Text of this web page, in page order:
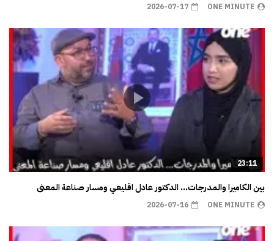
ONE MINUTE
2026-07-17
23:11
بين الكاميرا والمدرجات… الدكتور عادل اقليعي ومسار صناعة المعنى
ONE MINUTE
2026-07-16